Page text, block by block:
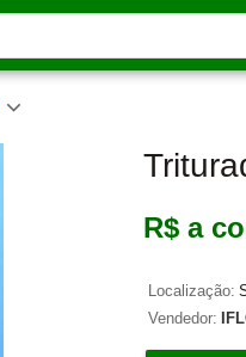
R$ a
Localização:
Vendedor: